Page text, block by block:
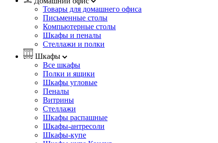
Товары для домашнего офиса
Письменные столы
Компьютерные столы
Шкафы и пеналы
Стеллажи и полки
Шкафы
Все шкафы
Полки и ящики
Шкафы угловые
Пеналы
Витрины
Стеллажи
Шкафы распашные
Шкафы-антресоли
Шкафы-купе